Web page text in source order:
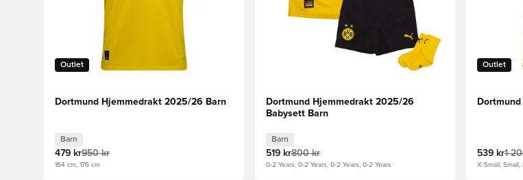
Outlet
Dortmund Hjemmedrakt 2025/26 Barn
Barn
479 kr950 kr
164 cm, 176 cm
Dortmund Hjemmedrakt 2025/26
Babysett Barn
Barn
519 kr800 kr
0-2 Years, 0-2 Years, 0-2 Years, 0-2 Years
Outlet
539 kr1
X-Small,